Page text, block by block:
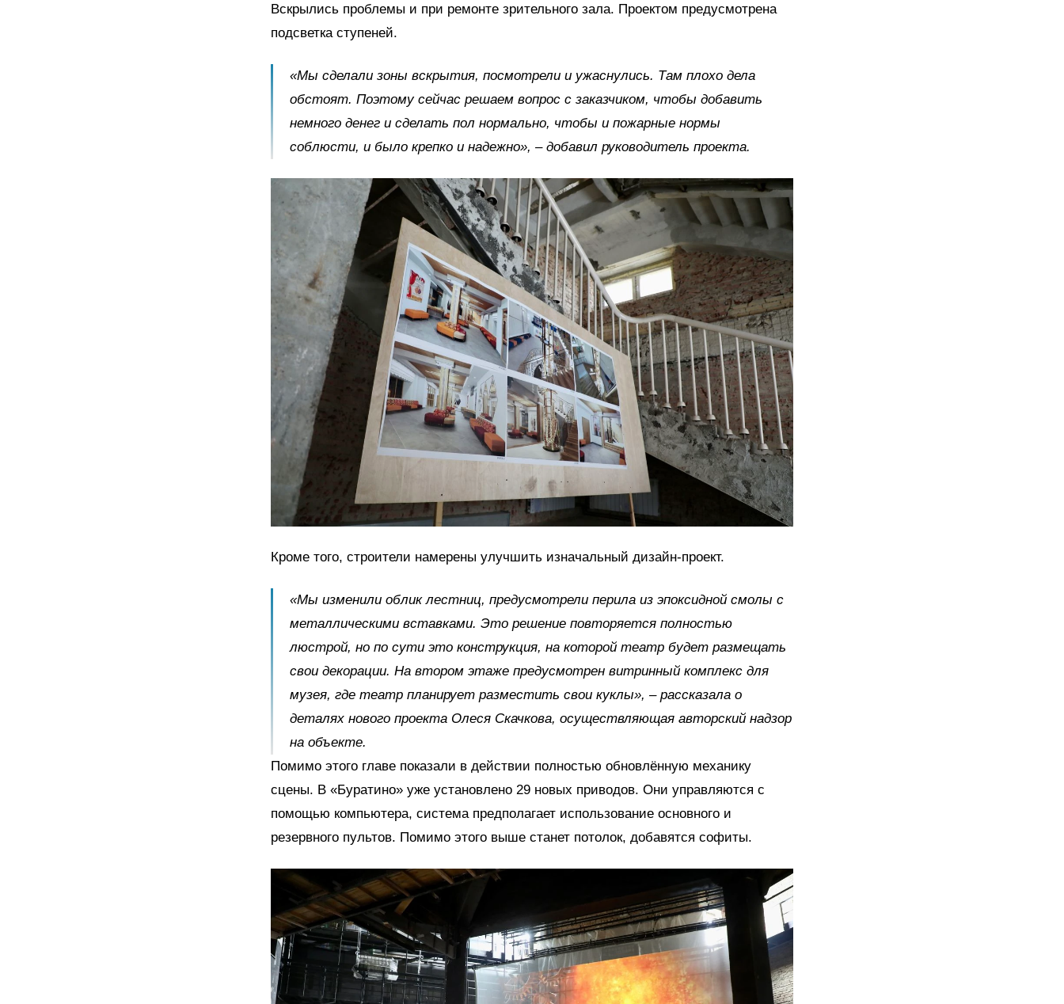
Вскрылись проблемы и при ремонте зрительного зала. Проектом предусмотрена
подсветка ступеней.
«Мы сделали зоны вскрытия, посмотрели и ужаснулись. Там плохо дела
обстоят. Поэтому сейчас решаем вопрос с заказчиком, чтобы добавить
немного денег и сделать пол нормально, чтобы и пожарные нормы
соблюсти, и было крепко и надежно», – добавил руководитель проекта.
Кроме того, строители намерены улучшить изначальный дизайн-проект.
«Мы изменили облик лестниц, предусмотрели перила из эпоксидной смолы с
металлическими вставками. Это решение повторяется полностью
люстрой, но по сути это конструкция, на которой театр будет размещать
свои декорации. На втором этаже предусмотрен витринный комплекс для
музея, где театр планирует разместить свои куклы», – рассказала о
деталях нового проекта Олеся Скачкова, осуществляющая авторский надзор
на объекте.
Помимо этого главе показали в действии полностью обновлённую механику
сцены. В «Буратино» уже установлено 29 новых приводов. Они управляются с
помощью компьютера, система предполагает использование основного и
резервного пультов. Помимо этого выше станет потолок, добавятся софиты.